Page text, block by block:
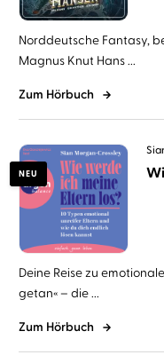
Norddeutsche Fantasy,
Magnus Knut Hans ...
Zum Hörbuch
NEU
Deine Reise zu
getan« – die ...
Zum Hörbuch